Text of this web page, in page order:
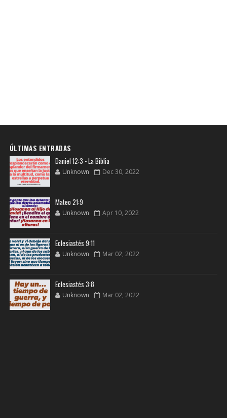
ÚLTIMAS ENTRADAS
Daniel 12:3 - La Biblia
Unknown Dec 30, 2022
Mateo 21:9
Unknown Apr 10, 2022
Eclesiastés 9:11
Unknown Mar 02, 2022
Eclesiastés 3:8
Unknown Mar 02, 2022